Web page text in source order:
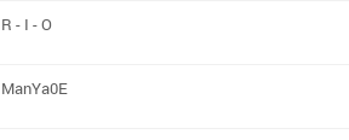
R - I - O
ManYa0E